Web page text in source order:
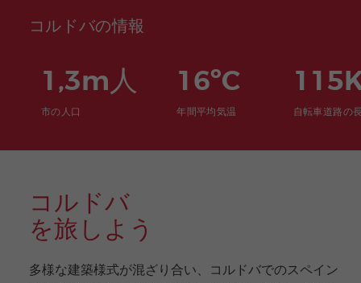
コルドバの情報
1,3m人
市の人口
16ºC
年間平均気温 自転車道路の
コルドバ
を旅しよう
多様な建築様式が混ざり合い、コルドバでのスペイン